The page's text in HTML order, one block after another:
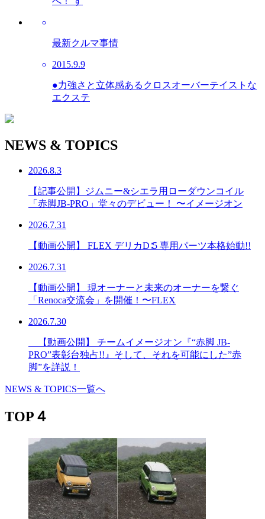
最新クルマ事情
2015.9.9
●力強さと立体感あるクロスオーバーテイストな
エクステ
NEWS & TOPICS
2026.8.3
【記事公開】ジムニー&シエラ用ローダウンコイル
「赤脚JB-PRO」堂々のデビュー！ 〜イメージオン
2026.7.31
【動画公開】 FLEX デリカD∶5 専用パーツ本格始動!!
2026.7.31
【動画公開】 現オーナーと未来のオーナーを繋ぐ
「Renoca交流会」を開催！〜FLEX
2026.7.30
【動画公開】 チームイメージオン『“赤脚 JB-
PRO”表彰台独占!!』そして、それを可能にした”赤
脚”を詳説！
NEWS & TOPICS一覧へ
TOP４